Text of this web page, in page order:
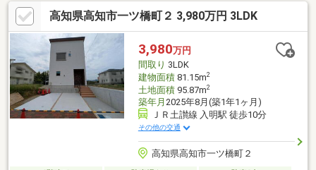
濡れた上着や傘もすぐに乾燥できます。こちらは中古の戸建て物
件です。車が2台も駐車でき、来客が来ても置けるので、便利で
す。
高知県高知市一ツ橋町２ 3,980万円 3LDK
3,980万円
間取り 3LDK
建物面積81.15m2
土地面積95.87m2
築年月 2025年8月(築1年1ヶ月)
ＪＲ土讃線 入明駅 徒歩10分
その他の交通
高知県高知市一ツ橋町２